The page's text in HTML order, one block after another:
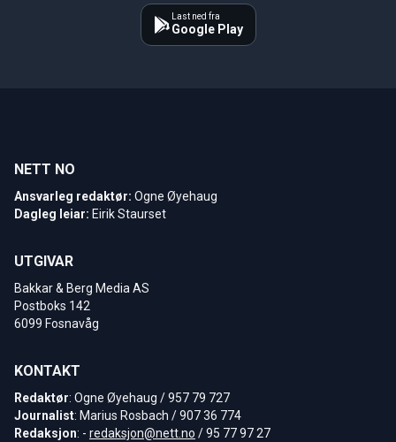
Last ned fra
Google Play
NETT NO
Ansvarleg redaktør: Ogne Øyehaug
Dagleg leiar: Eirik Staurset
UTGIVAR
Bakkar & Berg Media AS
Postboks 142
6099 Fosnavåg
KONTAKT
Redaktør: Ogne Øyehaug / 957 79 727
Journalist: Marius Rosbach / 907 36 774
Redaksjon: - redaksjon@nett.no / 95 77 97 27